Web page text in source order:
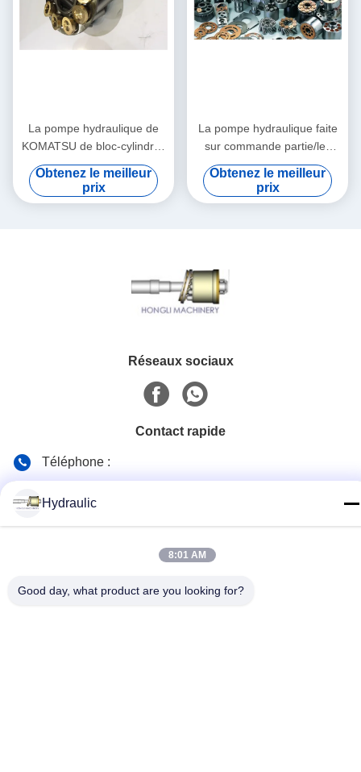
La pompe hydraulique de
KOMATSU de bloc-cylindres
partie le kit rotatoire de
groupe de PC200-7 PC220
Obtenez le meilleur
prix
La pompe hydraulique faite
sur commande partie/les
pièces de rechange de
pompe hydraulique
réparation d'excavatrice
Obtenez le meilleur
prix
Réseaux sociaux
Contact rapide
Téléphone :
Parc industriel de Furong, secteur de Xishan, ville de Wuxi
Hydraulic
8:01 AM
Good day, what product are you looking for?